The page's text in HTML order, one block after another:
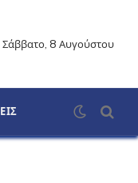
Σάββατο, 8 Αυγούστου